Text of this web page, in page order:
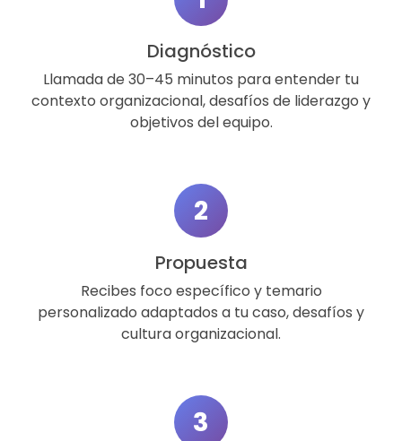
Diagnóstico
Llamada de 30–45 minutos para entender tu
contexto organizacional, desafíos de liderazgo y
objetivos del equipo.
2
Propuesta
Recibes foco específico y temario
personalizado adaptados a tu caso, desafíos y
cultura organizacional.
3